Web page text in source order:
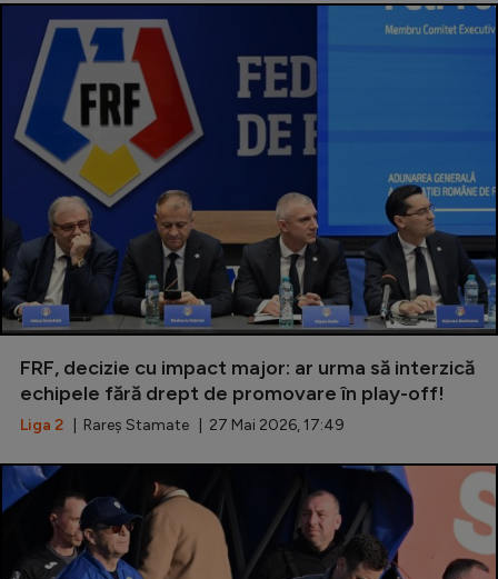
FRF, decizie cu impact major: ar urma să interzică
echipele fără drept de promovare în play-off!
Liga 2 | Rareș Stamate | 27 Mai 2026, 17:49